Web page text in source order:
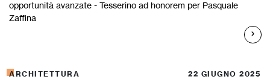
opportunità avanzate - Tesserino ad honorem per Pasquale
Zaffina
ARCHITETTURA 22 GIUGNO 2025